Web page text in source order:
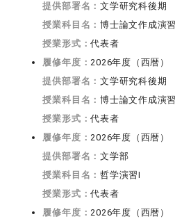
提供部署名：文学研究科後期
授業科目名：博士論文作成演習
授業形式：代表者
履修年度：2026年度（西暦）
提供部署名：文学研究科後期
授業科目名：博士論文作成演習
授業形式：代表者
履修年度：2026年度（西暦）
提供部署名：文学部
授業科目名：哲学演習I
授業形式：代表者
履修年度：2026年度（西暦）